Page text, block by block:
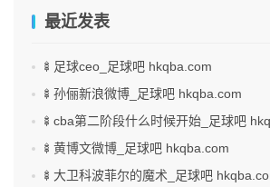
最近发表
🍢足球ceo_足球吧 hkqba.com
🍢孙俪新浪微博_足球吧 hkqba.com
🍢cba第二阶段什么时候开始_足球吧
🍢黄博文微博_足球吧 hkqba.com
🍢大卫科波菲尔的魔术_足球吧